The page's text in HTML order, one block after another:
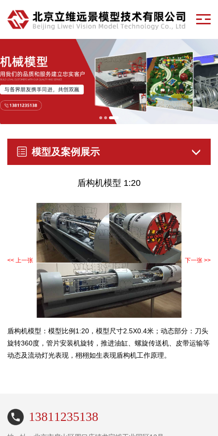
模型及案例展示
盾构机模型 1:20
<< 上一张 下一张 >>
盾构机模型：模型比例1:20，模型尺寸2.5X0.4米；动态部分：刀头
旋转360度，管片安装机旋转，推进油缸、螺旋传送机、皮带运输等
动态及流动灯光表现，栩栩如生表现盾构机工作原理。
13811235138